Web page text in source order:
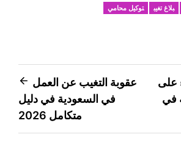
بلاغ تغيب توكيل محامي
على
في
عقوبة التغيب عن العمل
في السعودية في دليل
متكامل 2026